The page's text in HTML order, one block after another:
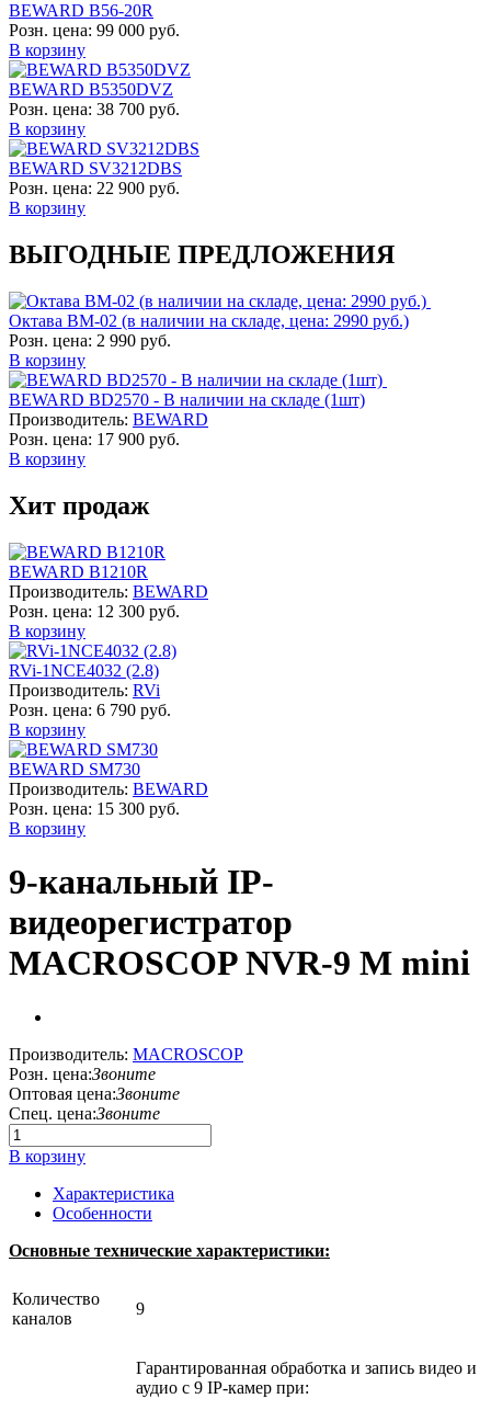
BEWARD B56-20R
Розн. цена: 99 000 руб.
В корзину
BEWARD B5350DVZ
Розн. цена: 38 700 руб.
В корзину
BEWARD SV3212DBS
Розн. цена: 22 900 руб.
В корзину
ВЫГОДНЫЕ ПРЕДЛОЖЕНИЯ
Октава ВМ-02 (в наличии на складе, цена: 2990 руб.)
Розн. цена: 2 990 руб.
В корзину
BEWARD BD2570 - В наличии на складе (1шт)
Производитель: BEWARD
Розн. цена: 17 900 руб.
В корзину
Хит продаж
BEWARD B1210R
Производитель: BEWARD
Розн. цена: 12 300 руб.
В корзину
RVi-1NCE4032 (2.8)
Производитель: RVi
Розн. цена: 6 790 руб.
В корзину
BEWARD SM730
Производитель: BEWARD
Розн. цена: 15 300 руб.
В корзину
9-канальный IP-
видеорегистратор
MACROSCOP NVR-9 M mini
Производитель: MACROSCOP
Розн. цена:Звоните
Оптовая цена:Звоните
Спец. цена:Звоните
В корзину
Характеристика
Особенности
Основные технические характеристики:
Количество
каналов
9
Гарантированная обработка и запись видео и
аудио с 9 IP-камер при: